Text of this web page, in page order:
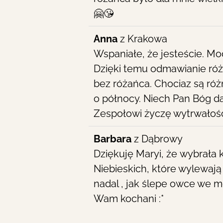
🤗😘
Anna z Krakowa
Wspaniałe, że jesteście.
Dzięki temu odmawianie
bez różańca. Chociaz są
o północy. Niech Pan Bóg
Zespołowi życzę
Barbara z Dąbrowy
Dziękuję Maryi, że wybrała
Niebieskich, które
nadal , jak ślepe owce we
Wam kochani :*